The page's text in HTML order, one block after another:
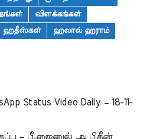
விளக்கங்கள்
ஹதீஸ்கள் ஹலால் ஹராம்
Status Video Daily – 18-11-
– பீ.ஜைனுல் ஆபிதீன்